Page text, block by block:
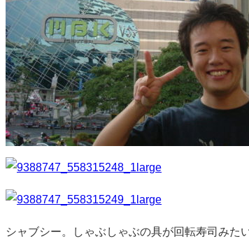
シャブシー。しゃぶしゃぶの具が回転寿司みた